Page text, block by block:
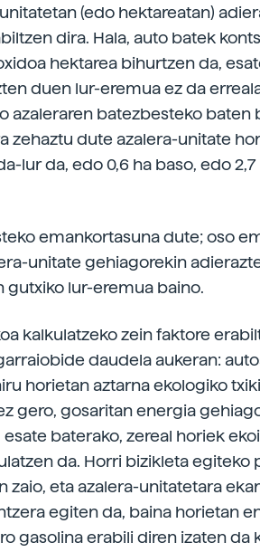
(edo hektareatan)
dira. Hala, auto batek
hektarea bihurtzen da,
duen lur-eremua ez da
azaleraren batezbesteko baten
zehaztu dute azalera-unitate
lur da, edo 0,6 ha baso, edo 2,7
emankortasuna dute; oso
unitate gehiagorekin
lur-eremua baino.
kalkulatzeko zein faktore
daudela aukeran:
horietan aztarna ekologiko
gero, gosaritan energia
baterako, zereal horiek
da. Horri bizikleta egiteko
eta azalera-unitatetara
egiten da, baina horietan
gasolina erabili diren izaten da